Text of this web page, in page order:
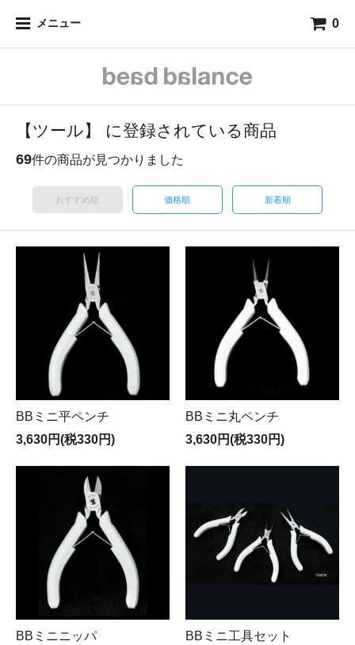
メニュー 0
【ツール】 に登録されている商品
69件の商品が見つかりました
おすすめ順 価格順 新着順
BBミニ平ペンチ
3,630円(税330円)
BBミニ丸ペンチ
3,630円(税330円)
BBミニニッパ
BBミニ工具セット